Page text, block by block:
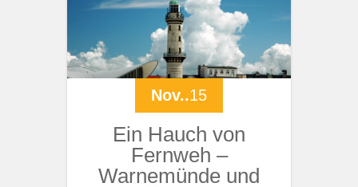
Nov..15
Ein Hauch von
Fernweh –
Warnemünde und